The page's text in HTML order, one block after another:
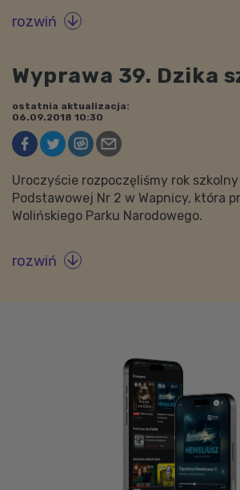
rozwiń 
Wyprawa 39. Dzika
ostatnia aktualizacja:
06.09.2018 10:30
Uroczyście rozpoczęliśmy rok
Podstawowej Nr 2 w Wapnicy, która
Wolińskiego Parku Narodowego.
rozwiń 